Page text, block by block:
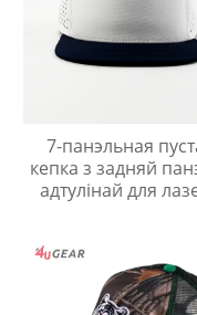
7-панэльная
кепка з задняй
адтулінай для